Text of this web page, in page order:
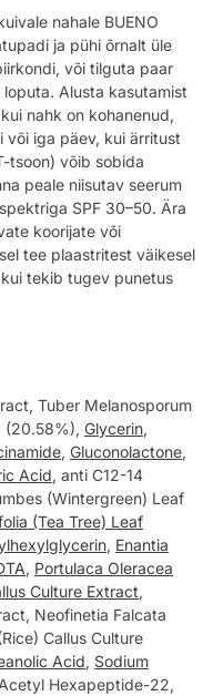
nahale BUENO
ja pühi õrnalt üle
või tilguta paar
Alusta kasutamist
nahk on kohanenud,
või iga päev, kui ärritust
tsoon) võib sobida
peale niisutav seerum
SPF 30–50. Ära
koorijate või
tee plaastritest väikesel
tekib tugev punetus
Tuber Melanosporum
(20.58%), Glycerin,
, Gluconolactone,
Acid, anti C12-14
(Wintergreen) Leaf
(Tea Tree) Leaf
, Enantia
, Portulaca Oleracea
Culture Extract,
Neofinetia Falcata
Callus Culture
Acid, Sodium
Hexapeptide-22,